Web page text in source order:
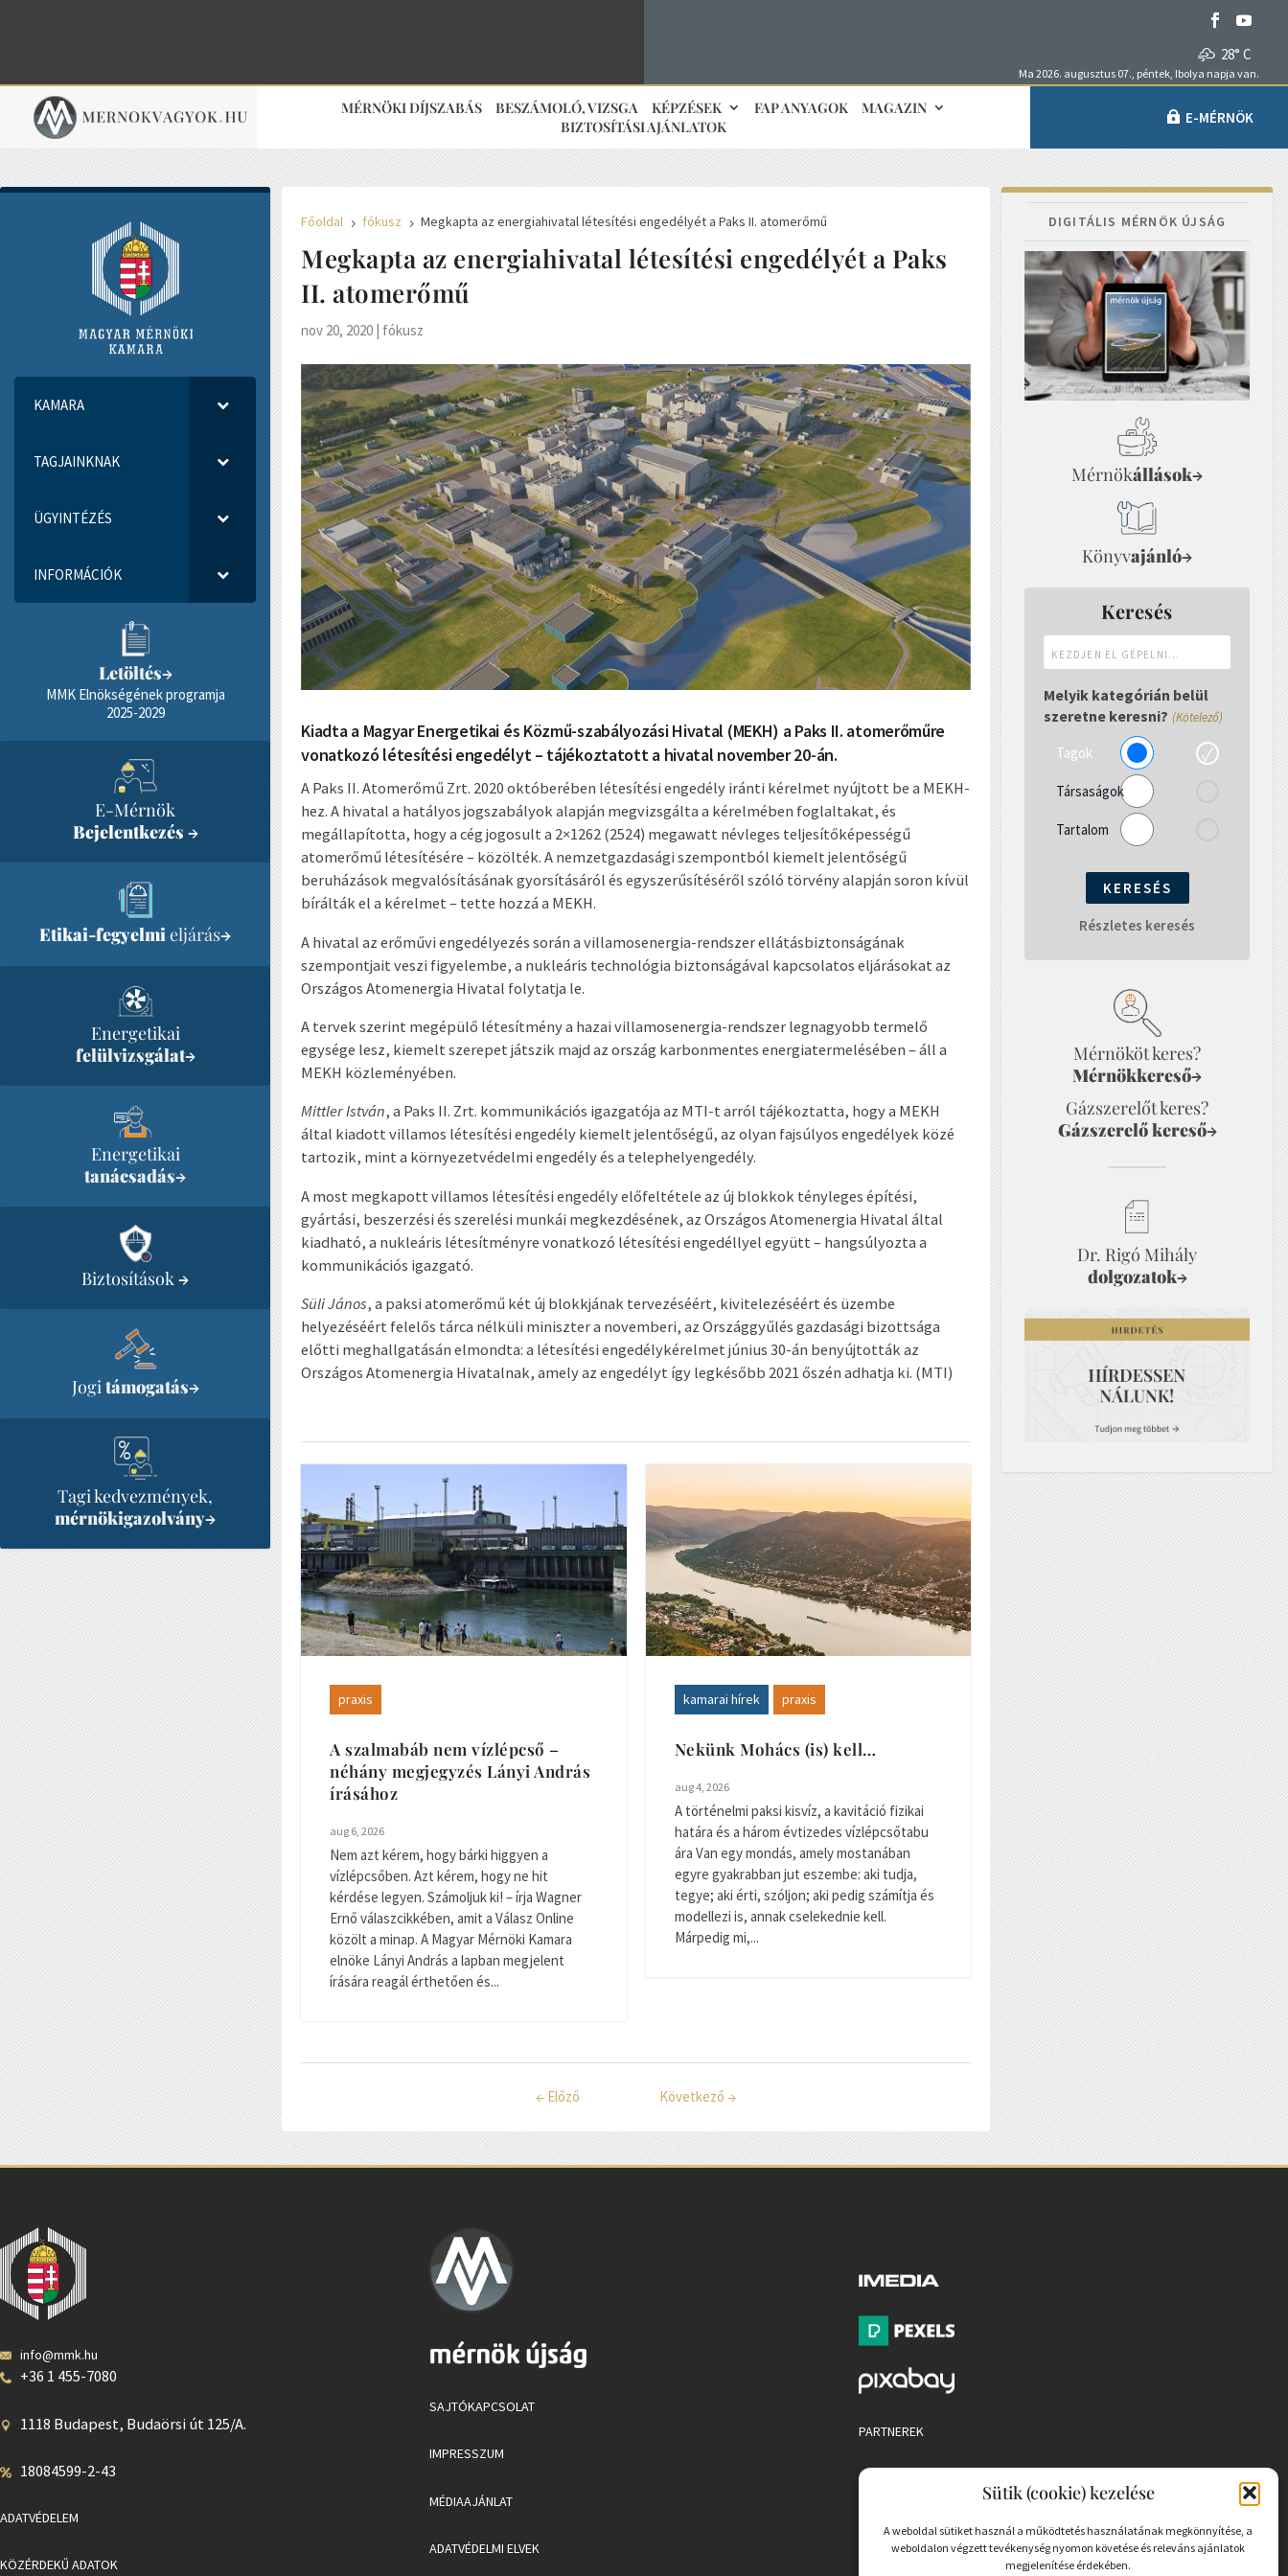
Sütik (cookie) kezelése
A weboldal sütiket használ a működtetés használatának megkönnyítése, a
weboldalon végzett tevékenység nyomon követése és releváns ajánlatok
megjelenítése érdekében.
28° C
Ma 2026. augusztus 07., péntek, Ibolya napja van.
MÉRNÖKI DÍJSZABÁS BESZÁMOLÓ, VIZSGA KÉPZÉSEK FAP ANYAGOK
MAGAZIN
BIZTOSÍTÁSI AJÁNLATOK
E-MÉRNÖK
KAMARA
TAGJAINKNAK
ÜGYINTÉZÉS
INFORMÁCIÓK
Letöltés→
MMK Elnökségének programja
2025-2029
E-Mérnök
Bejelentkezés →
Etikai-fegyelmieljárás→
Energetikai
felülvizsgálat→
Energetikai
tanácsadás→
Biztosítások→
Jogitámogatás→
Tagi kedvezmények,
mérnökigazolvány→
Főoldal 5 fókusz 5 Megkapta az energiahivatal létesítési engedélyét a Paks II. atomerőmű
Megkapta az energiahivatal létesítési engedélyét a Paks
II. atomerőmű
nov 20, 2020 | fókusz
Kiadta a Magyar Energetikai és Közmű-szabályozási Hivatal (MEKH) a Paks II. atomerőműre
vonatkozó létesítési engedélyt – tájékoztatott a hivatal november 20-án.
A Paks II. Atomerőmű Zrt. 2020 októberében létesítési engedély iránti kérelmet nyújtott be a MEKH-
hez. A hivatal a hatályos jogszabályok alapján megvizsgálta a kérelmében foglaltakat, és
megállapította, hogy a cég jogosult a 2×1262 (2524) megawatt névleges teljesítőképességű
atomerőmű létesítésére – közölték. A nemzetgazdasági szempontból kiemelt jelentőségű
beruházások megvalósításának gyorsításáról és egyszerűsítéséről szóló törvény alapján soron kívül
bírálták el a kérelmet – tette hozzá a MEKH.
A hivatal az erőművi engedélyezés során a villamosenergia-rendszer ellátásbiztonságának
szempontjait veszi figyelembe, a nukleáris technológia biztonságával kapcsolatos eljárásokat az
Országos Atomenergia Hivatal folytatja le.
A tervek szerint megépülő létesítmény a hazai villamosenergia-rendszer legnagyobb termelő
egysége lesz, kiemelt szerepet játszik majd az ország karbonmentes energiatermelésében – áll a
MEKH közleményében.
Mittler István, a Paks II. Zrt. kommunikációs igazgatója az MTI-t arról tájékoztatta, hogy a MEKH
által kiadott villamos létesítési engedély kiemelt jelentőségű, az olyan fajsúlyos engedélyek közé
tartozik, mint a környezetvédelmi engedély és a telephelyengedély.
A most megkapott villamos létesítési engedély előfeltétele az új blokkok tényleges építési,
gyártási, beszerzési és szerelési munkái megkezdésének, az Országos Atomenergia Hivatal által
kiadható, a nukleáris létesítményre vonatkozó létesítési engedéllyel együtt – hangsúlyozta a
kommunikációs igazgató.
Süli János, a paksi atomerőmű két új blokkjának tervezéséért, kivitelezéséért és üzembe
helyezéséért felelős tárca nélküli miniszter a novemberi, az Országgyűlés gazdasági bizottsága
előtti meghallgatásán elmondta: a létesítési engedélykérelmet június 30-án benyújtották az
Országos Atomenergia Hivatalnak, amely az engedélyt így legkésőbb 2021 őszén adhatja ki. (MTI)
praxis
A szalmabáb nem vízlépcső –
néhány megjegyzés Lányi András
írásához
aug 6, 2026
Nem azt kérem, hogy bárki higgyen a
vízlépcsőben. Azt kérem, hogy ne hit
kérdése legyen. Számoljuk ki! – írja Wagner
Ernő válaszcikkében, amit a Válasz Online
közölt a minap. A Magyar Mérnöki Kamara
elnöke Lányi András a lapban megjelent
írására reagál érthetően és...
kamarai hírek praxis
Nekünk Mohács (is) kell…
aug 4, 2026
A történelmi paksi kisvíz, a kavitáció fizikai
határa és a három évtizedes vízlépcsőtabu
ára Van egy mondás, amely mostanában
egyre gyakrabban jut eszembe: aki tudja,
tegye; aki érti, szóljon; aki pedig számítja és
modellezi is, annak cselekednie kell.
Márpedig mi,...
← Előző Következő →
DIGITÁLIS MÉRNÖK ÚJSÁG
Mérnökállások→
Könyvajánló→
Keresés
el
gépelni...
Melyik kategórián belül
szeretne keresni? (Kötelező)
Tagok
Társaságok
Tartalom
Részletes keresés
Mérnököt keres?
Mérnökkereső→
Gázszerelőt keres?
Gázszerelő kereső→
Dr. Rigó Mihály
dolgozatok→
info@mmk.hu
+36 1 455-7080
1118 Budapest, Budaörsi út 125/A.
18084599-2-43
ADATVÉDELEM
KÖZÉRDEKŰ ADATOK
SAJTÓKAPCSOLAT
IMPRESSZUM
MÉDIAAJÁNLAT
ADATVÉDELMI ELVEK
PARTNEREK
COOKIE SZABÁLYZAT